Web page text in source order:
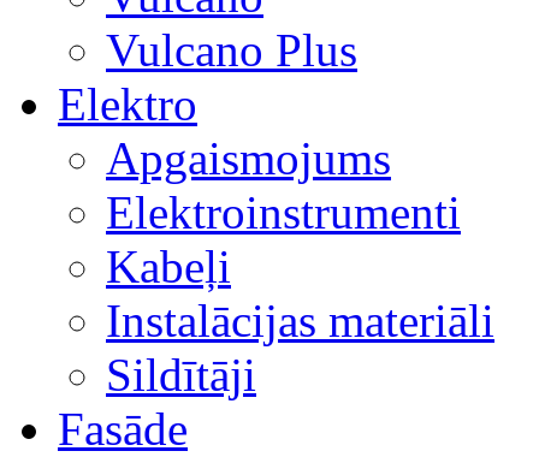
Vulcano Plus
Elektro
Apgaismojums
Elektroinstrumenti
Kabeļi
Instalācijas materiāli
Sildītāji
Fasāde